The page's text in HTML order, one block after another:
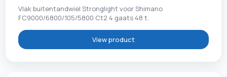
Vlak buitentandwiel Stronglight voor Shimano
FC9000/6800/105/5800 Ct2 4 gaats 48 t.
View product